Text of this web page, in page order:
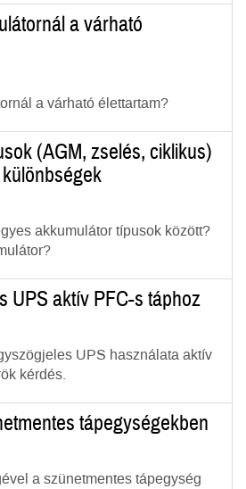
a várható
a várható élettartam?
(AGM, zselés, ciklikus)
akkumulátor típusok között?
UPS aktív PFC-s táphoz
UPS használata aktív
kérdés.
tápegységekben
a szünetmentes tápegység